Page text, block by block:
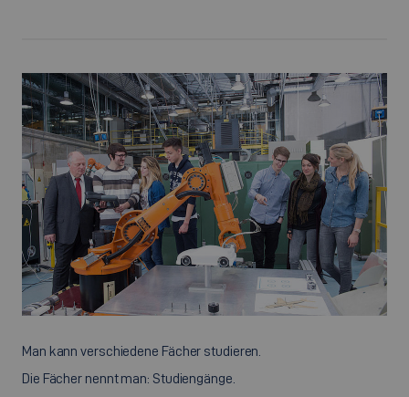
Man kann verschiedene Fächer studieren.
Die Fächer nennt man: Studiengänge.